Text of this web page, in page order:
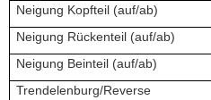
Neigung Kopfteil (auf/ab)
Neigung Rückenteil (auf/ab)
Neigung Beinteil (auf/ab)
Trendelenburg/Reverse